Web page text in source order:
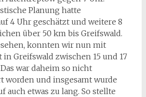
Planung hatte
4 Uhr geschätzt und weitere 8
über 50 km bis Greifswald.
konnten wir nun mit
Greifswald zwischen 15 und 17
war daheim so nicht
worden und insgesamt wurde
auch etwas zu lang. So stellte